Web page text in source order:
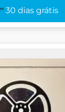
30 dias grátis